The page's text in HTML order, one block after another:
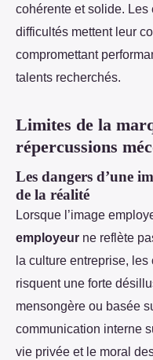
cohérente et solide.
difficultés mettent leur
compromettant
talents recherchés.
Limites de la
répercussions
Les dangers d’une
de la réalité
Lorsque l’image
employeur ne reflète
la culture entreprise,
risquent une forte
mensongère ou basée
communication interne
vie privée et le moral